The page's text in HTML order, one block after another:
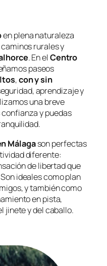
en plena naturaleza
rurales y
. En elCentro
paseos
,con y sin
aprendizaje y
una breve
y puedas
Málagason perfectas
diferente:
de libertad que
ideales como plan
y también como
en pista,
jinete y del caballo.